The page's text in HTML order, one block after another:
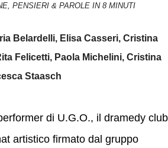
PENSIERI & PAROLE IN 8 MINUTI
Belardelli, Elisa Casseri, Cristina
Felicetti, Paola Michelini, Cristina
Staasch
di U.G.O., il dramedy club
artistico firmato dal gruppo